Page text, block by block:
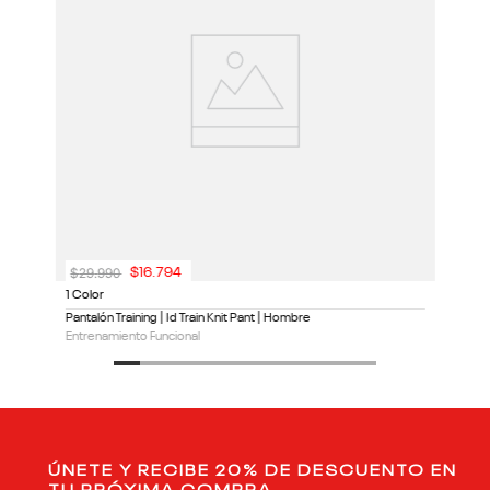
1 Color
Pantalón Training | Id Train Knit Pant | Hombre
Entrenamiento Funcional
$29.990 $16.794
ÚNETE Y RECIBE 20% DE DESCUENTO EN